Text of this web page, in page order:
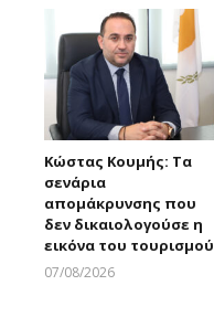
Κώστας Κουμής: Τα
σενάρια
απομάκρυνσης που
δεν δικαιολογούσε η
εικόνα του τουρισμού
07/08/2026